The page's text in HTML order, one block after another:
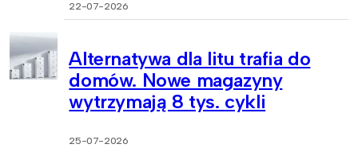
22-07-2026
Alternatywa dla litu trafia do
domów. Nowe magazyny
wytrzymają 8 tys. cykli
25-07-2026